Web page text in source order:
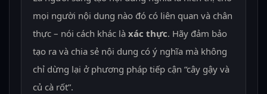
mọi người nội dung nào đó có liên quan và chân
thực – nói cách khác là xác thực. Hãy đảm bảo
tạo ra và chia sẻ nội dung có ý nghĩa mà không
chỉ dừng lại ở phương pháp tiếp cận “cây gậy và
củ cà rốt”.